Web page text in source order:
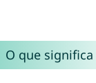
O que